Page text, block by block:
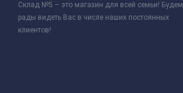
Склад №5 – это магазин для всей семьи! Будем
рады видеть Вас в числе наших постоянных
клиентов!